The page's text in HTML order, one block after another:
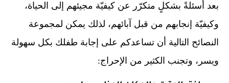
بعد أسئلةً بشكلٍ متكرّر عن كيفيّة مجيئهم إلى الحياة،
وكيفيّة إنجابهم من قبل آبائهم، لذلك يمكن لمجموعة
النصائح التالية أن تساعدكم على إجابة طفلك بكل سهولة
ويسر، وتجنب الكثير من الإحراج: